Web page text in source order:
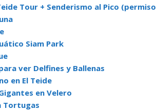
Tour + Senderismo al Pico
Siam Park
ver Delfines y Ballenas
en El Teide
en Velero
Tortugas